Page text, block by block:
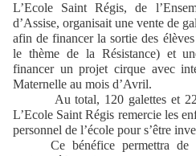
L’Ecole Saint Régis, de
d’Assise, organisait une vente de
afin de financer la sortie des
le thème de la Résistance) et
financer un projet cirque avec
Maternelle au mois d’Avril.
Au total, 120 galettes et
L’Ecole Saint Régis remercie les
personnel de l’école pour s’être
Ce bénéfice permettra